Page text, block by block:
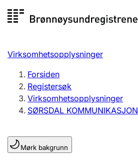
til
Registersøk
Aksjeselskap
Enkeltpersonforetak
Registrere, endre, slette
Lag og forening
Virksomhetsopplysninger
Forsiden
Registersøk
Virksomhetsopplysninger
SØRSDAL KOMMUNIKASJON
Mørk bakgrunn